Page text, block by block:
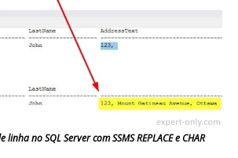
no SQL Server com SSMS REPLACE e CHAR